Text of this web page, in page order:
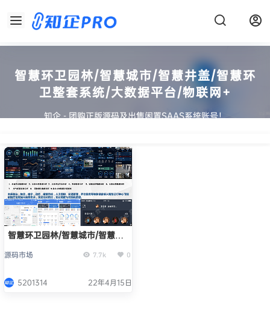
智慧环卫园林/智慧城市/智慧井盖/智慧环
卫整套系统/大数据平台/物联网+
知企 - 团购正版源码及出售闲置SAAS系统账号！
智慧环卫园林/智慧城市/智慧井
台/物联网+
源码市场 7.7k 0
5201314 22年4月15日